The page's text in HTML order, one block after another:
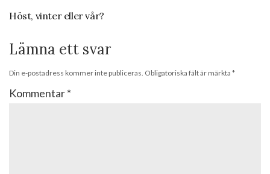
Höst, vinter eller vår?
Lämna ett svar
Din e-postadress kommer inte publiceras. Obligatoriska fält är märkta *
Kommentar*